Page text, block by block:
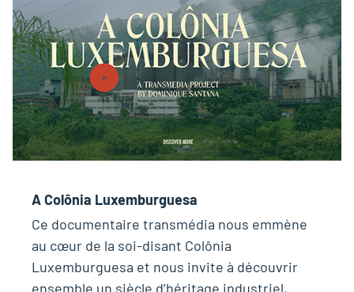
A Colônia Luxemburguesa
Ce documentaire transmédia nous emmène
au cœur de la soi-disant Colônia
Luxemburguesa et nous invite à découvrir
ensemble un siècle d’héritage industriel,